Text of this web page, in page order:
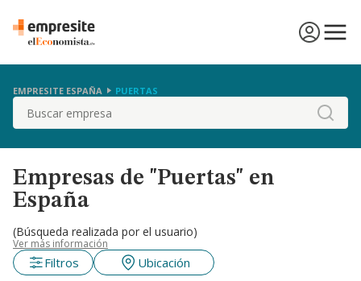
EMPRESITE ESPAÑA PUERTAS
Buscar
Empresas de "Puertas" en
España
(Búsqueda realizada por el usuario)
Ver más información
Filtros Ubicación